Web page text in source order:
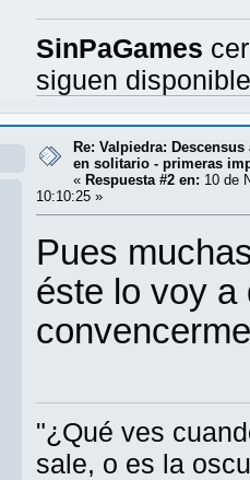
SinPaGames
siguen
Re: Valpiedra: Descensus
en solitario - primeras
« Respuesta #2 en: 10 de
10:10:25 »
Pues
éste lo voy a
"¿Qué ves
sale, o es la